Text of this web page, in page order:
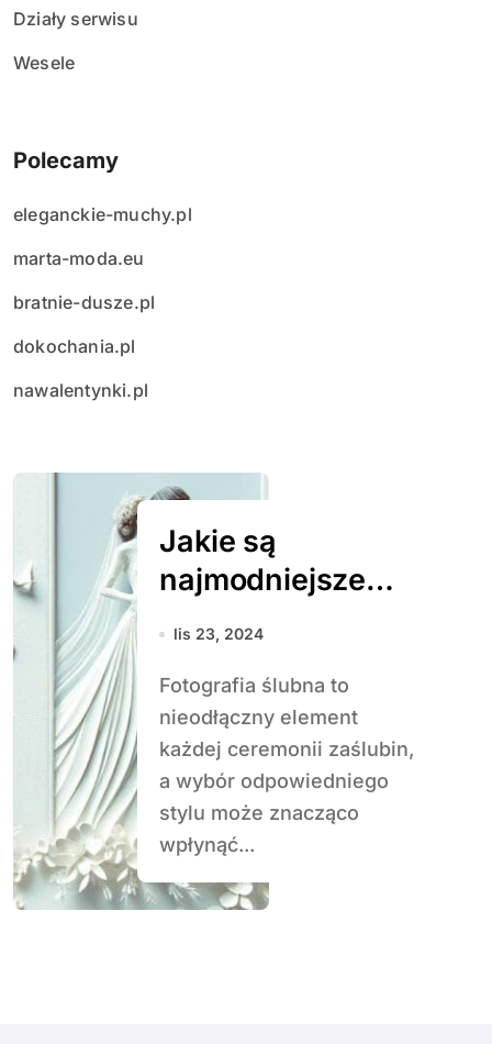
Działy serwisu
Wesele
Polecamy
eleganckie-muchy.pl
marta-moda.eu
bratnie-dusze.pl
dokochania.pl
nawalentynki.pl
Jakie są
najmodniejsze
style fotografii
lis 23, 2024
Fotografia ślubna to
nieodłączny element
każdej ceremonii zaślubin,
a wybór odpowiedniego
stylu może znacząco
wpłynąć...